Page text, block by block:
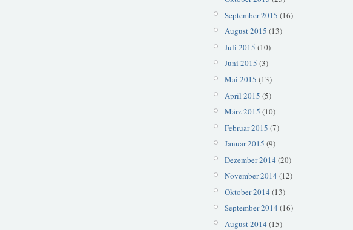
September 2015 (16)
August 2015 (13)
Juli 2015 (10)
Juni 2015 (3)
Mai 2015 (13)
April 2015 (5)
März 2015 (10)
Februar 2015 (7)
Januar 2015 (9)
Dezember 2014 (20)
November 2014 (12)
Oktober 2014 (13)
September 2014 (16)
August 2014 (15)